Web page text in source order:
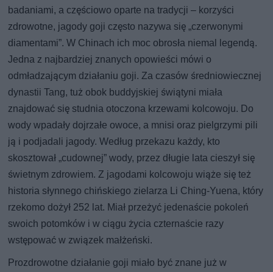
badaniami, a częściowo oparte na tradycji – korzyści
zdrowotne, jagody goji często nazywa się „czerwonymi
diamentami”. W Chinach ich moc obrosła niemal legendą.
Jedna z najbardziej znanych opowieści mówi o
odmładzającym działaniu goji. Za czasów średniowiecznej
dynastii Tang, tuż obok buddyjskiej świątyni miała
znajdować się studnia otoczona krzewami kolcowoju. Do
wody wpadały dojrzałe owoce, a mnisi oraz pielgrzymi pili
ją i podjadali jagody. Według przekazu każdy, kto
skosztował „cudownej” wody, przez długie lata cieszył się
świetnym zdrowiem. Z jagodami kolcowoju wiąże się też
historia słynnego chińskiego zielarza Li Ching-Yuena, który
rzekomo dożył 252 lat. Miał przeżyć jedenaście pokoleń
swoich potomków i w ciągu życia czternaście razy
wstępować w związek małżeński.
Prozdrowotne działanie goji miało być znane już w